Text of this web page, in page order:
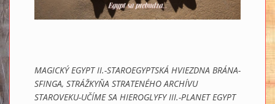
MAGICKÝ EGYPT II.-STAROEGYPTSKÁ HVIEZDNA BRÁNA-
SFINGA, STRÁŽKYŇA STRATENÉHO ARCHÍVU
STAROVEKU-UČÍME SA HIEROGLYFY III.-PLANET EGYPT